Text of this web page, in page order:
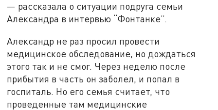
— рассказала о ситуации подруга семьи
Александра в интервью “Фонтанке”.
Александр не раз просил провести
медицинское обследование, но дождаться
этого так и не смог. Через неделю после
прибытия в часть он заболел, и попал в
госпиталь. Но его семья считает, что
проведенные там медицинские